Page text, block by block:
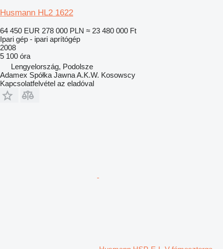
Husmann HL2 1622
64 450 EUR 278 000 PLN ≈ 23 480 000 Ft
Ipari gép - ipari aprítógép
2008
5 100 óra
Lengyelország, Podolsze
Adamex Spółka Jawna A.K.W. Kosowscy
Kapcsolatfelvétel az eladóval